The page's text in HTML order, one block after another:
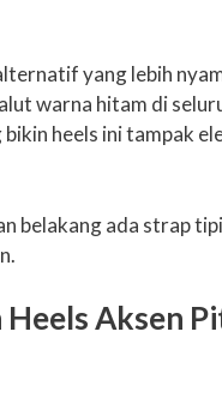
yang lebih
warna hitam di
heels ini tampak
belakang ada strap
Aksen